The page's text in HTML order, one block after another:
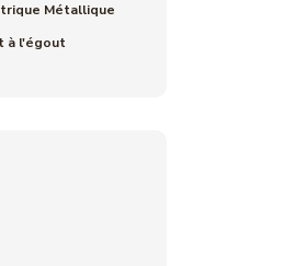
Métallique
à l'égout